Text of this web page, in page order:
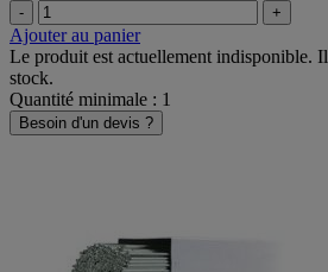
- +
Ajouter au panier
Le produit est actuellement indisponible.
stock.
Quantité minimale : 1
Besoin d'un devis ?